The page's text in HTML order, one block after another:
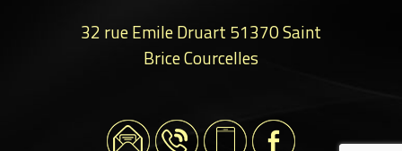
32 rue Emile Druart 51370Saint
Brice Courcelles